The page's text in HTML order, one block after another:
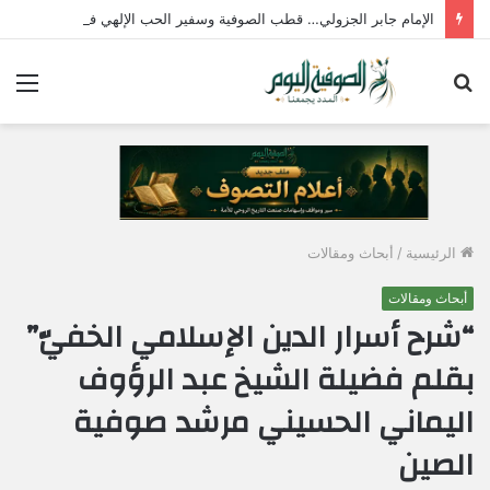
الإمام جابر الجزولي… قطب الصوفية وسفير الحب الإلهي في مصر
الرئيسية / أبحاث ومقالات
أبحاث ومقالات
“شرح أسرار الدين الإسلامي الخفيّ”
بقلم فضيلة الشيخ عبد الرؤوف
اليماني الحسيني مرشد صوفية
الصين